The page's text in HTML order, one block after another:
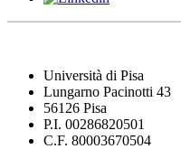
Università di Pisa
Lungarno Pacinotti 43
56126 Pisa
P.I. 00286820501
C.F. 80003670504